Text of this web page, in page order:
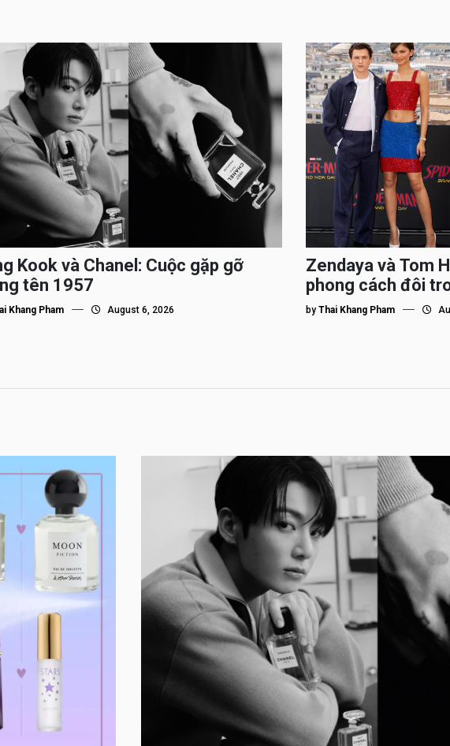
Kook và Chanel: Cuộc gặp gỡ
tên 1957
Khang Pham August 6, 2026
Zendaya và Tom
phong cách đôi
bá Spider-Man
byThai Khang Pham